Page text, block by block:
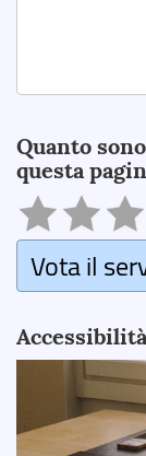
Quanto
questa
Vota il
Accessibilità